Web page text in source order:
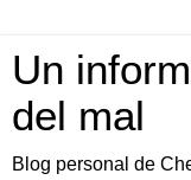
Un
del mal
Blog personal de